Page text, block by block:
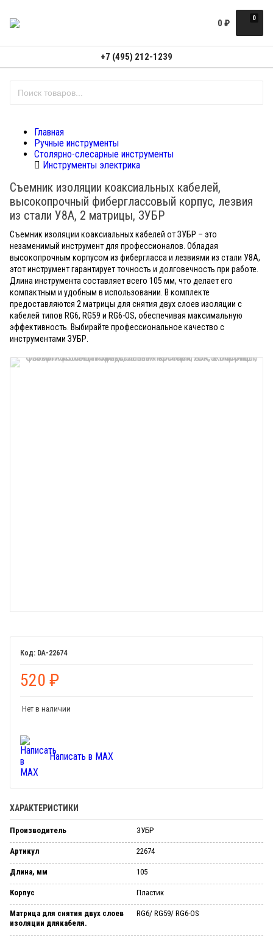
0
0 ₽
+7 (495) 212-1239
Главная
Ручные инструменты
Столярно-слесарные инструменты
Инструменты электрика
Съемник изоляции коаксиальных кабелей,
высокопрочный фиберглассовый корпус, лезвия
из стали У8А, 2 матрицы, ЗУБР
Съемник изоляции коаксиальных кабелей от ЗУБР – это
незаменимый инструмент для профессионалов. Обладая
высокопрочным корпусом из фибергласса и лезвиями из стали У8А,
этот инструмент гарантирует точность и долговечность при работе.
Длина инструмента составляет всего 105 мм, что делает его
компактным и удобным в использовании. В комплекте
предоставляются 2 матрицы для снятия двух слоев изоляции с
кабелей типов RG6, RG59 и RG6-OS, обеспечивая максимальную
эффективность. Выбирайте профессиональное качество с
инструментами ЗУБР.
DA-22674
520 ₽
Нет в наличии
Написать в MAX
ХАРАКТЕРИСТИКИ
Производитель ЗУБР
Артикул 22674
Длина, мм 105
Корпус Пластик
Матрица для снятия двух слоев
изоляции длякабеля.
RG6/ RG59/ RG6-OS